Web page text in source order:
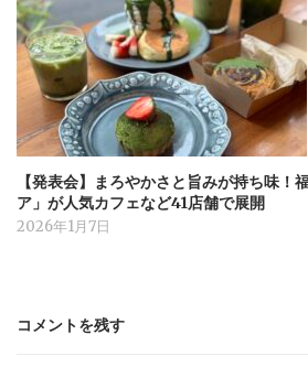
【発表会】まろやかさと旨みが持ち味！
ア」が人気カフェなど41店舗で展開
2026年1月7日
コメントを残す